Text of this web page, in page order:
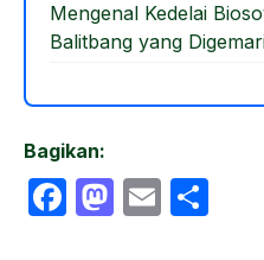
Mengenal Kedelai
Balitbang yang
Bagikan:
F
M E